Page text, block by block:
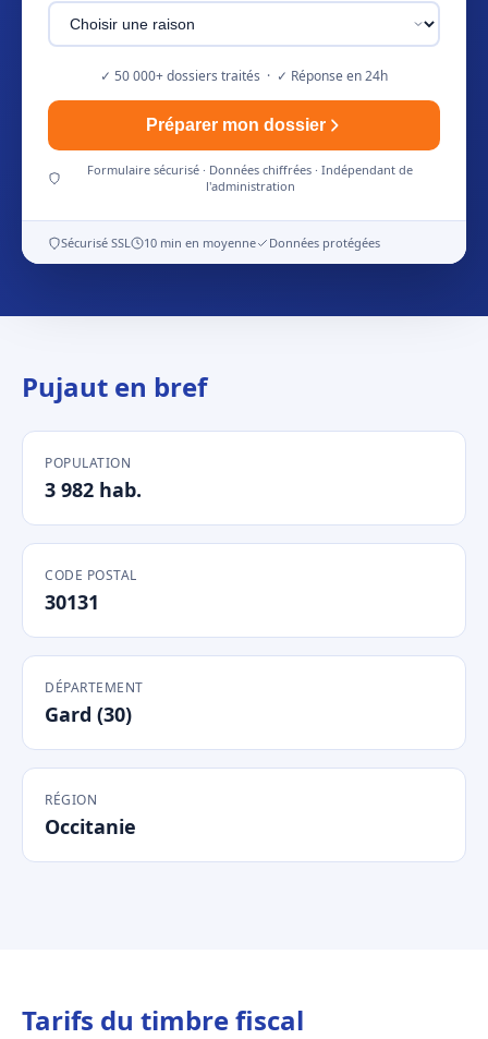
✓ 50 000+ dossiers traités · ✓ Réponse en 24h
Préparer mon dossier
Formulaire sécurisé · Données chiffrées · Indépendant de
l'administration
Sécurisé SSL 10 min en moyenne Données protégées
Pujaut en bref
POPULATION
3 982 hab.
CODE POSTAL
30131
DÉPARTEMENT
Gard (30)
RÉGION
Occitanie
Tarifs du timbre fiscal